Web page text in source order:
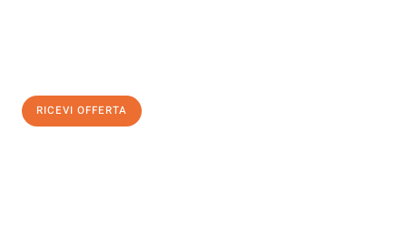
RICEVI OFFERTA